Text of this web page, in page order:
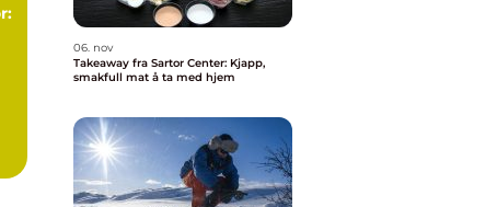
06. nov
Takeaway fra Sartor Center: Kjapp,
smakfull mat å ta med hjem